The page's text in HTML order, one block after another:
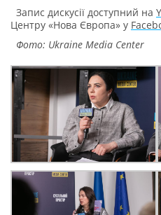
Запис дискусії доступний на
Центру «Нова Європа» у
Фото: Ukraine Media Center